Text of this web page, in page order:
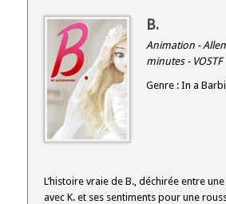
B.
Animation -
minutes - VOSTF
Genre : In a
L’histoire vraie de B., déchirée entre
avec K. et ses sentiments pour une